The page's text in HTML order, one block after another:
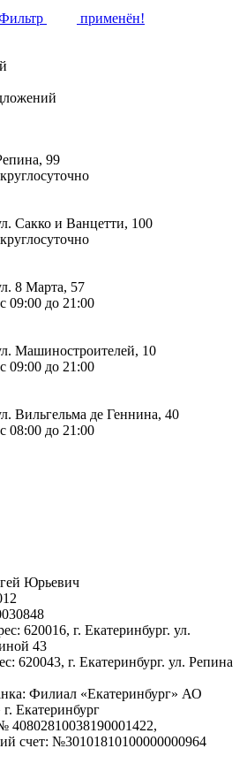
применён!
99
Сакко и Ванцетти, 100
8 Марта, 57
09:00 до 21:00
Машиностроителей, 10
09:00 до 21:00
Вильгельма де Геннина, 40
08:00 до 21:00
Юрьевич
620016, г. Екатеринбург. ул.
43
620043, г. Екатеринбург. ул. Репина
Филиал «Екатеринбург» АО
Екатеринбург
40802810038190001422,
счет: №30101810100000000964